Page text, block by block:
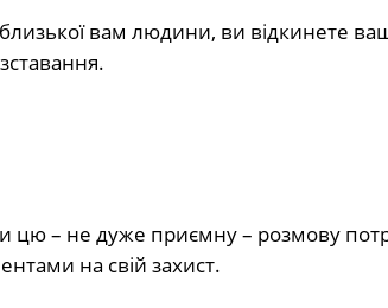
вам людини, ви відкинете
цю – не дуже приємну – розмову
на свій захист.